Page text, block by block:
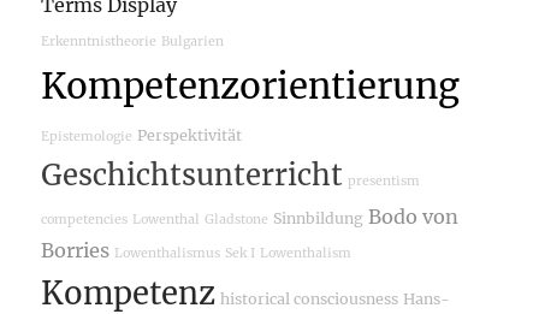
Erkenntnistheorie Bulgarien
Kompetenzorientierung
Epistemologie Perspektivität
Geschichtsunterricht presentism
competencies Lowenthal Gladstone Sinnbildung Bodo von
Borries Lowenthalismus Sek I Lowenthalism
Kompetenz historical consciousness Hans-